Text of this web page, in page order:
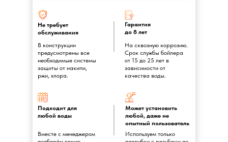
Не требует
обслуживания
В конструкции
предусмотрены все
необходимые системы
защиты от накипи,
ржи, хлора.
Гарантия
до 8 лет
На сквозную коррозию.
Срок службы бойлера
от 15 до 25 лет в
зависимости от
качества воды.
Подходит для
любой воды
Вместе с менеджером
Может установить
любой, даже не
опытный пользователь
Используем только